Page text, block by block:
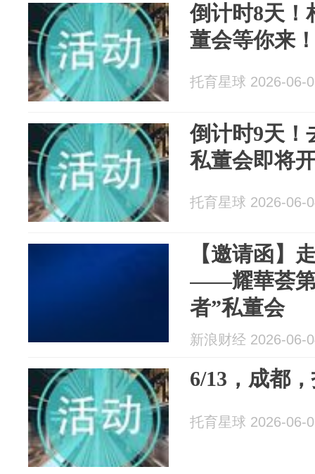
倒计时8天！
董会等你来
托育星球 2026-06-
倒计时9天！
私董会即将
托育星球 2026-06-
【邀请函】
——耀華荟第
者”私董会
新浪财经 2026-06-
6/13，成都
托育星球 2026-06-